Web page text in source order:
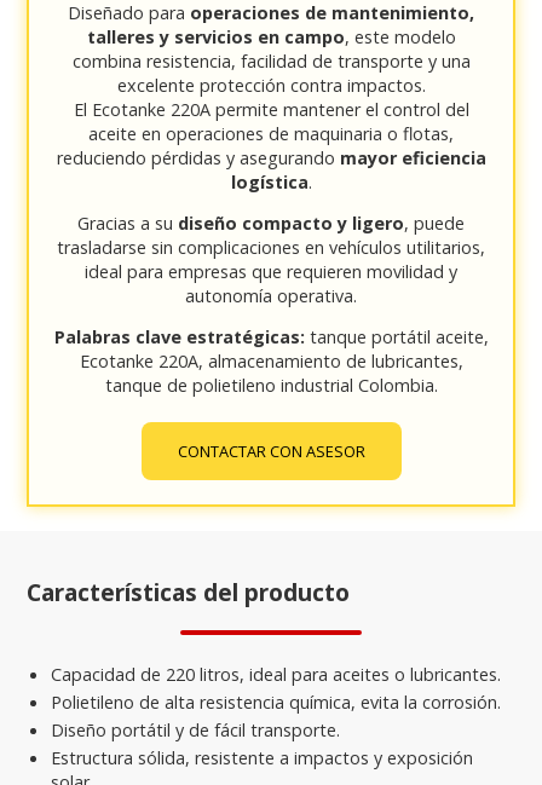
Diseñado para operaciones de mantenimiento,
talleres y servicios en campo, este modelo
combina resistencia, facilidad de transporte y una
excelente protección contra impactos.
El Ecotanke 220A permite mantener el control del
aceite en operaciones de maquinaria o flotas,
reduciendo pérdidas y asegurando mayor eficiencia
logística.
Gracias a su diseño compacto y ligero, puede
trasladarse sin complicaciones en vehículos utilitarios,
ideal para empresas que requieren movilidad y
autonomía operativa.
Palabras clave estratégicas: tanque portátil aceite,
Ecotanke 220A, almacenamiento de lubricantes,
tanque de polietileno industrial Colombia.
CONTACTAR CON ASESOR
Características del producto
Capacidad de 220 litros, ideal para aceites o lubricantes.
Polietileno de alta resistencia química, evita la corrosión.
Diseño portátil y de fácil transporte.
Estructura sólida, resistente a impactos y exposición